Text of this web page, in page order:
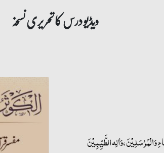
ویڈیو درس کا تحریری نسخہ
وَالْمُرْسَلِيْنَ، وَاٰلِه الطَّیِّبِیْنَ